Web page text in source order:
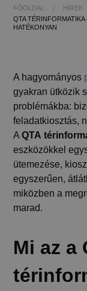
FŐOLDAL / HÍREK
QTA
HATÉKONYAN
A hagyományos
gyakran ütközik
problémákba:
feladatkiosztás,
AQTA
eszközökkel
ütemezése,
egyszerűen,
miközben a
marad.
Mi az a